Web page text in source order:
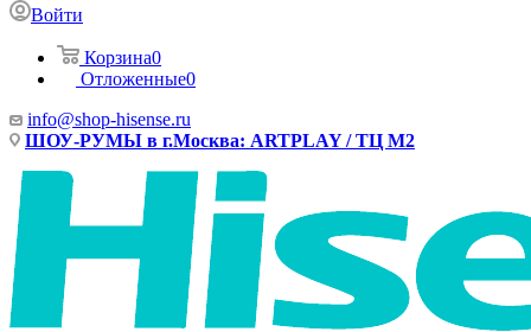
Войти
Корзина0
Отложенные0
info@shop-hisense.ru
ШОУ-РУМЫ в г.Москва: ARTPLAY / ТЦ М2